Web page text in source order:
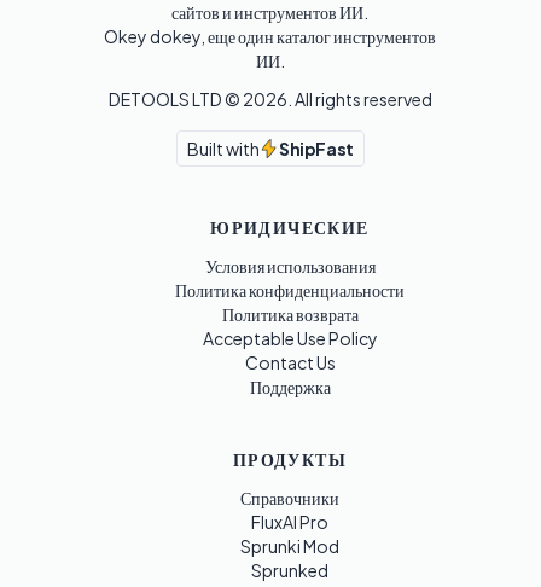
сайтов и инструментов ИИ.
Okey dokey, еще один каталог инструментов
ИИ.
DETOOLS LTD © 2026 . All rights reserved
Built with ShipFast
ЮРИДИЧЕСКИЕ
Условия использования
Политика конфиденциальности
Политика возврата
Acceptable Use Policy
Contact Us
Поддержка
ПРОДУКТЫ
Справочники
FluxAI Pro
Sprunki Mod
Sprunked